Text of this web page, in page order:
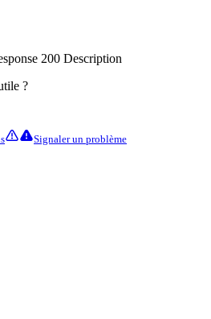
200 Description
?
Signaler un problème